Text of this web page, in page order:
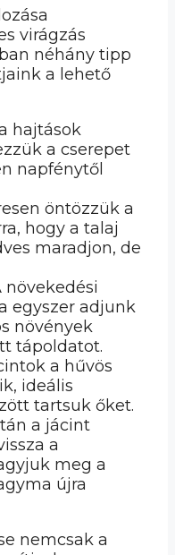
virágzás
néhány tipp
a lehető
hajtások
a cserepet
napfénytől
öntözzük a
hogy a talaj
maradjon, de
növekedési
egyszer adjunk
növények
tápoldatot.
a hűvös
ideális
tartsuk őket.
a jácint
a
meg a
újra
nemcsak a